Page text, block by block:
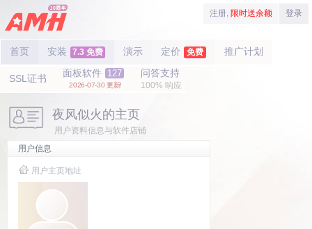
注册, 限时送余额 登录
首页 安装 7.3 免费 演示 定价 免费 推广计划
SSL证书 面板软件 127
2026-07-30 更新!
问答支持
100% 响应
夜风似火的主页
用户资料信息与软件店铺
用户信息
用户主页地址